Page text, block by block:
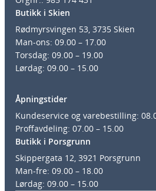
Butikk i Skien
Rødmyrsvingen 53, 3735 Skien
Man-ons: 09.00 – 17.00
Torsdag: 09.00 – 19.00
Lørdag: 09.00 – 15.00
Åpningstider
Kundeservice og varebestilling:
Proffavdeling: 07.00 – 15.00
Butikk i Porsgrunn
Skippergata 12, 3921 Porsgrunn
Man-fre: 09.00 – 18.00
Lørdag: 09.00 – 15.00